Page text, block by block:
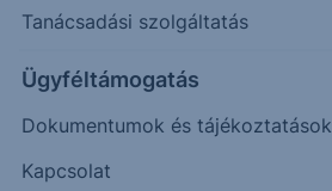
Tanácsadási szolgáltatás
Ügyféltámogatás
Dokumentumok és tájékoztatások
Kapcsolat
2.4500
2.5000